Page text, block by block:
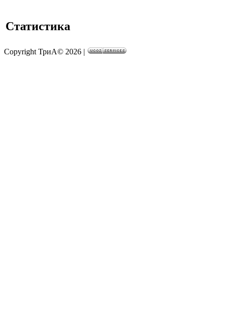
Статистика
Copyright ТриА© 2026 |